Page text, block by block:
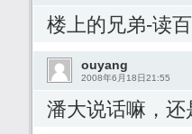
楼上的兄弟-读
ouyang
2008年6月18日21:55
潘大说话嘛，